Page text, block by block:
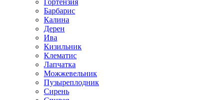
Барбарис
Калина
Дерен
Ива
Кизильник
Клематис
Лапчатка
Можжевельник
Пузыреплодник
Сирень